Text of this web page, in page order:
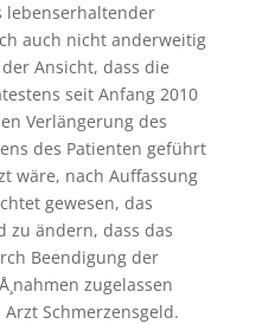
lebenserhaltender
auch nicht anderweitig
Ansicht, dass die
seit Anfang 2010
Verlängerung des
des Patienten geführt
wäre, nach Auffassung
gewesen, das
zu ändern, dass das
Beendigung der
zugelassen
Schmerzensgeld.